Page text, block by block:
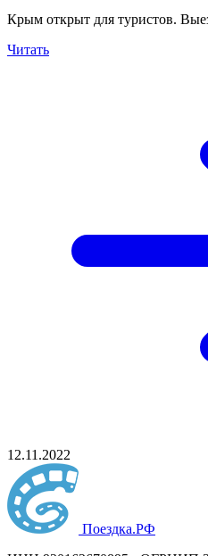
Крым открыт для туристов.
Читать
12.11.2022
Поездка.РФ